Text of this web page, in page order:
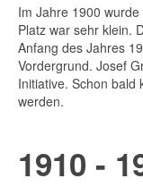
Im Jahre 1900
Platz war sehr klein.
Anfang des Jahres
Vordergrund. Josef
Initiative. Schon bald
werden.
1910 -